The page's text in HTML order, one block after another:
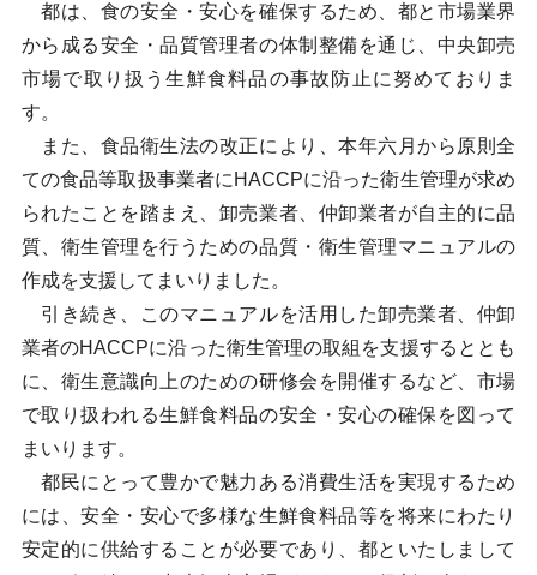
都は、食の安全・安心を確保するため、都と市場業界
から成る安全・品質管理者の体制整備を通じ、中央卸売
市場で取り扱う生鮮食料品の事故防止に努めておりま
す。
また、食品衛生法の改正により、本年六月から原則全
ての食品等取扱事業者にHACCPに沿った衛生管理が求め
られたことを踏まえ、卸売業者、仲卸業者が自主的に品
質、衛生管理を行うための品質・衛生管理マニュアルの
作成を支援してまいりました。
引き続き、このマニュアルを活用した卸売業者、仲卸
業者のHACCPに沿った衛生管理の取組を支援するととも
に、衛生意識向上のための研修会を開催するなど、市場
で取り扱われる生鮮食料品の安全・安心の確保を図って
まいります。
都民にとって豊かで魅力ある消費生活を実現するため
には、安全・安心で多様な生鮮食料品等を将来にわたり
安定的に供給することが必要であり、都といたしまして